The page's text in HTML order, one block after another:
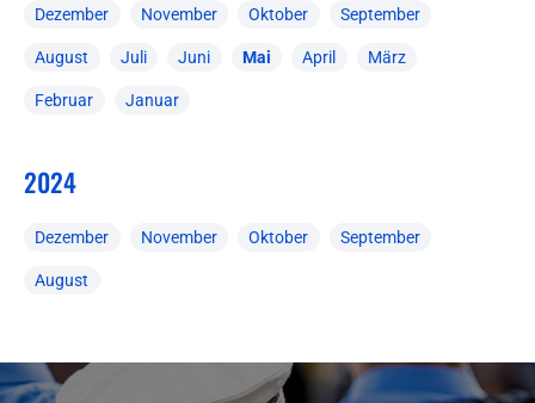
Dezember November Oktober September
August Juli Juni Mai April März
Februar Januar
2024
Dezember November Oktober September
August